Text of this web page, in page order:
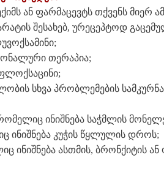
ან ფარმაცევტს თქვენს
შესახებ, ურეცეპტოდ
თერაპია;
სხვა პრობლემების
ინიშნება საჭმლის
ინიშნება კუჭის წყლულის დროს;
ინიშნება ასთმის, ბრონქიტის